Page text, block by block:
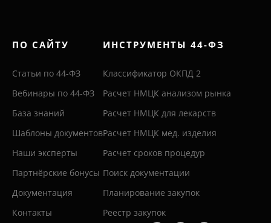
ПО САЙТУ
Статьи по 44-ФЗ
Вебинары по 44-ФЗ
База знаний
Шаблоны документов
Наши эксперты
Партнёрские бонусы
Документация
Контакты
ИНСТРУМЕНТЫ 44-ФЗ
Классификатор ОКПД 2
Расчет НМЦК анализом рынка
Расчет НМЦК для лекарств
Расчет НМЦК мед. изделия
Расчет сроков процедур
Поиск документации
Планирование закупок
Реестр закупок